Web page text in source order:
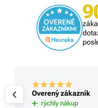
Overený zákazník
rýchly nákup